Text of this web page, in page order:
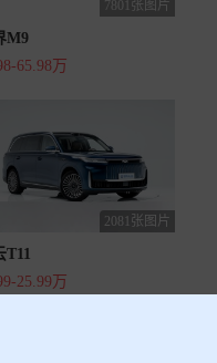
7801张图片
M9
65.98万
2081张图片
T11
25.99万